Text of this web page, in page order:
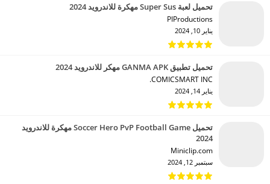
تحميل لعبة Super Sus مهكرة للاندرويد 2024
PIProductions‏
يناير 10, 2024
تحميل تطبيق GANMA APK مهكر للاندرويد 2024
COMICSMART INC.‏
يناير 14, 2024
تحميل Soccer Hero PvP Football Game مهكرة للاندرويد
2024
Miniclip.com‏
سبتمبر 12, 2024